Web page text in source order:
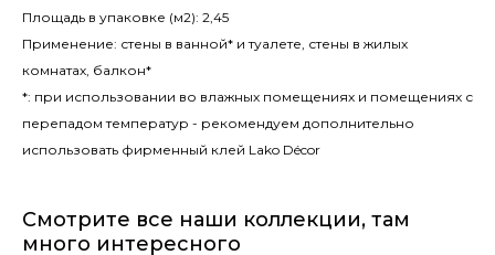
Площадь в упаковке (м2): 2,45
Применение: стены в ванной* и туалете, стены в жилых
комнатах, балкон*
*: при использовании во влажных помещениях и помещениях с
перепадом температур - рекомендуем дополнительно
использовать фирменный клей Lako Décor
Смотрите все наши коллекции, там
много интересного